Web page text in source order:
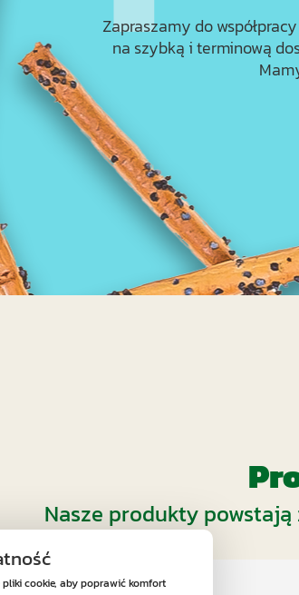
Zapraszamy do
na szybką i terminową
Nasze produkty
cookie, aby poprawić komfort